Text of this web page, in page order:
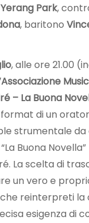
Yerang Park,
, baritono
, alle ore 21.00
– La Buona
di un
strumentale
Buona Novella”
La scelta di
un vero e
reinterpreti la
esigenza di